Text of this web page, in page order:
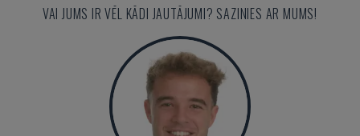
VAI JUMS IR VĒL KĀDI JAUTĀJUMI? SAZINIES AR MUMS!